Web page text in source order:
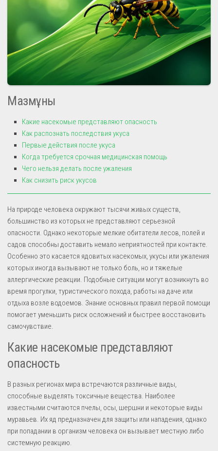
Мазмұны
Какие насекомые представляют опасность
Как распознать последствия укуса
Первые действия после укуса
Когда требуется срочная медицинская помощь
Чего нельзя делать после ужаления
Как снизить риск укусов
На природе человека окружают тысячи живых существ,
большинство из которых не представляют серьезной
опасности. Однако некоторые мелкие обитатели лесов, полей и
садов способны доставить немало неприятностей при контакте.
Особенно это касается ядовитых насекомых, укусы или ужаления
которых иногда вызывают не только боль, но и тяжелые
аллергические реакции. Подобные ситуации могут возникнуть во
время прогулки, туристического похода, работы на даче или
отдыха возле водоемов. Знание основных правил первой помощи
помогает уменьшить риск осложнений и быстрее восстановить
самочувствие.
Какие насекомые представляют
опасность
В разных регионах мира встречаются различные виды,
способные выделять токсичные вещества. Наиболее
известными считаются пчелы, осы, шершни и некоторые виды
муравьев. Их яд предназначен для защиты или нападения, однако
при попадании в организм человека он вызывает местную либо
системную реакцию.